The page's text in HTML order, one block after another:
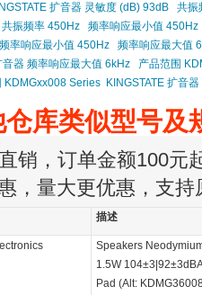
扩音器 灵敏度 (dB) 93dB
共振
共振频率 450Hz
频率响应最小值 450Hz
率响应最小值 450Hz
频率响应最大值
音器 频率响应最大值 6kHz
产品范围
KDMGxx008 Series KINGSTATE 扩音
仓库类似型号及
销，订单金额100元
，量大更优惠，支持
描述
Speakers
1.5W
Pad (Alt: